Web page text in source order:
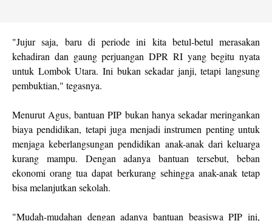
"Jujur saja, baru di periode ini kita betul-betul merasakan
kehadiran dan gaung perjuangan DPR RI yang begitu nyata
untuk Lombok Utara. Ini bukan sekadar janji, tetapi langsung
pembuktian," tegasnya.
Menurut Agus, bantuan PIP bukan hanya sekadar meringankan
biaya pendidikan, tetapi juga menjadi instrumen penting untuk
menjaga keberlangsungan pendidikan anak-anak dari keluarga
kurang mampu. Dengan adanya bantuan tersebut, beban
ekonomi orang tua dapat berkurang sehingga anak-anak tetap
bisa melanjutkan sekolah.
"Mudah-mudahan dengan adanya bantuan beasiswa PIP ini,